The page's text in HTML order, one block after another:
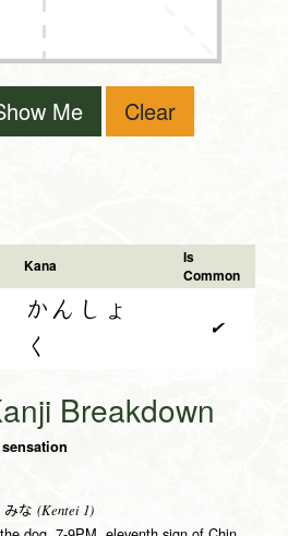
Me Clear
Kana
Is
Common
かんしょ
く
✔
Breakdown
な (Kentei 1)